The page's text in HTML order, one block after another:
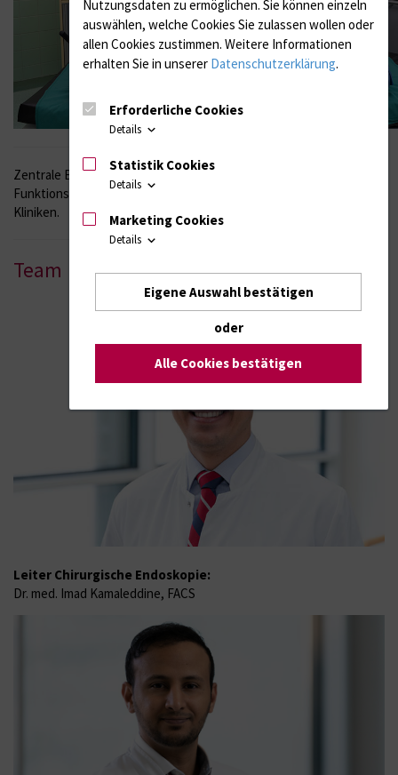
Zentrale Bedeutung besitzt die chirurgische Endoskopie und
Funktionsdiagnostik im Rahmen von Konsilleistungen für andere
Kliniken.
Team
Leiter Chirurgische Endoskopie:
Dr. med. Imad Kamaleddine, FACS
Nutzungsdaten zu ermöglichen. Sie können einzeln
auswählen, welche Cookies Sie zulassen wollen oder
allen Cookies zustimmen. Weitere Informationen
erhalten Sie in unserer Datenschutzerklärung.
Erforderliche Cookies
Details
Statistik Cookies
Details
Marketing Cookies
Details
Eigene Auswahl bestätigen
oder
Alle Cookies bestätigen